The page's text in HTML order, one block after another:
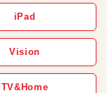
iPad
Vision
TV&Home